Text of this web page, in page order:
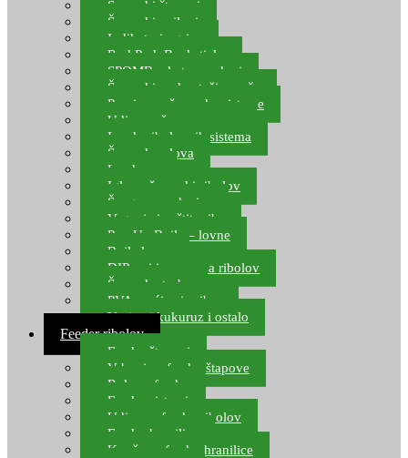
Šaranski štapovi
Šaranski najloni
Indikatori ugriza
Rod Pod, Banksticks
SPOMB rakete, markeri
Šaranski podmetači, mreže
Pernice za šaranske sisteme
Udice za šarana, amura
Izrada ribolovnih sistema
Šaranska olova
Leadcore
Igle za šaranski ribolov
Špage, upredenice
Vaganje i zaštita ribe
Pop Up Boile – lovne
Boile lovne
DIP-ovi i arome za ribolov
Šaranske torbe
PVA vrećice i pribor
Umjetni kukuruz i ostalo
Feeder ribolov
Feeder štapovi
Vrhovi za feeder štapove
Role za feeder
Feeder sistemi
Udice za feeder ribolov
Feeder hranilice
Kopče za feeder hranilice